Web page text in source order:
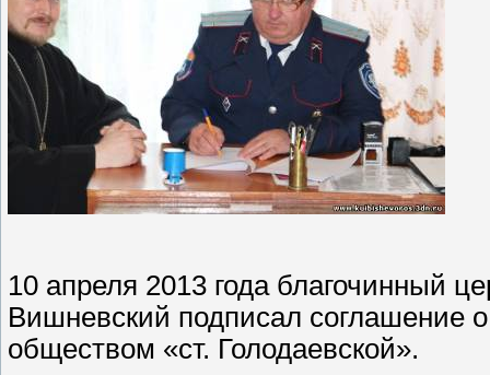
10 апреля 2013 года благочинный
Вишневский подписал соглашение
обществом «ст. Голодаевской».